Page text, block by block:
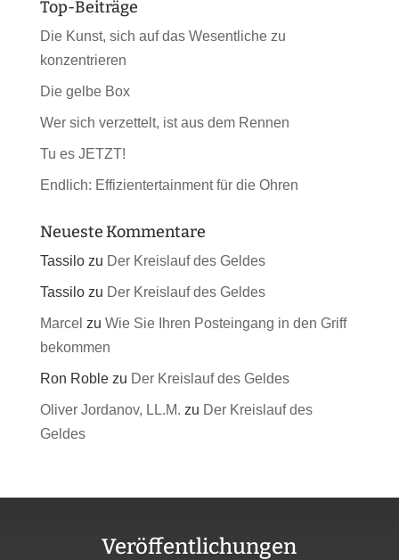
Top-Beiträge
Die Kunst, sich auf das Wesentliche zu
konzentrieren
Die gelbe Box
Wer sich verzettelt, ist aus dem Rennen
Tu es JETZT!
Endlich: Effizientertainment für die Ohren
Neueste Kommentare
Tassilozu Der Kreislauf des Geldes
Tassilozu Der Kreislauf des Geldes
Marcel zu Wie Sie Ihren Posteingang in den Griff
bekommen
Ron Roblezu Der Kreislauf des Geldes
Oliver Jordanov, LL.M. zu Der Kreislauf des
Geldes
Veröffentlichungen